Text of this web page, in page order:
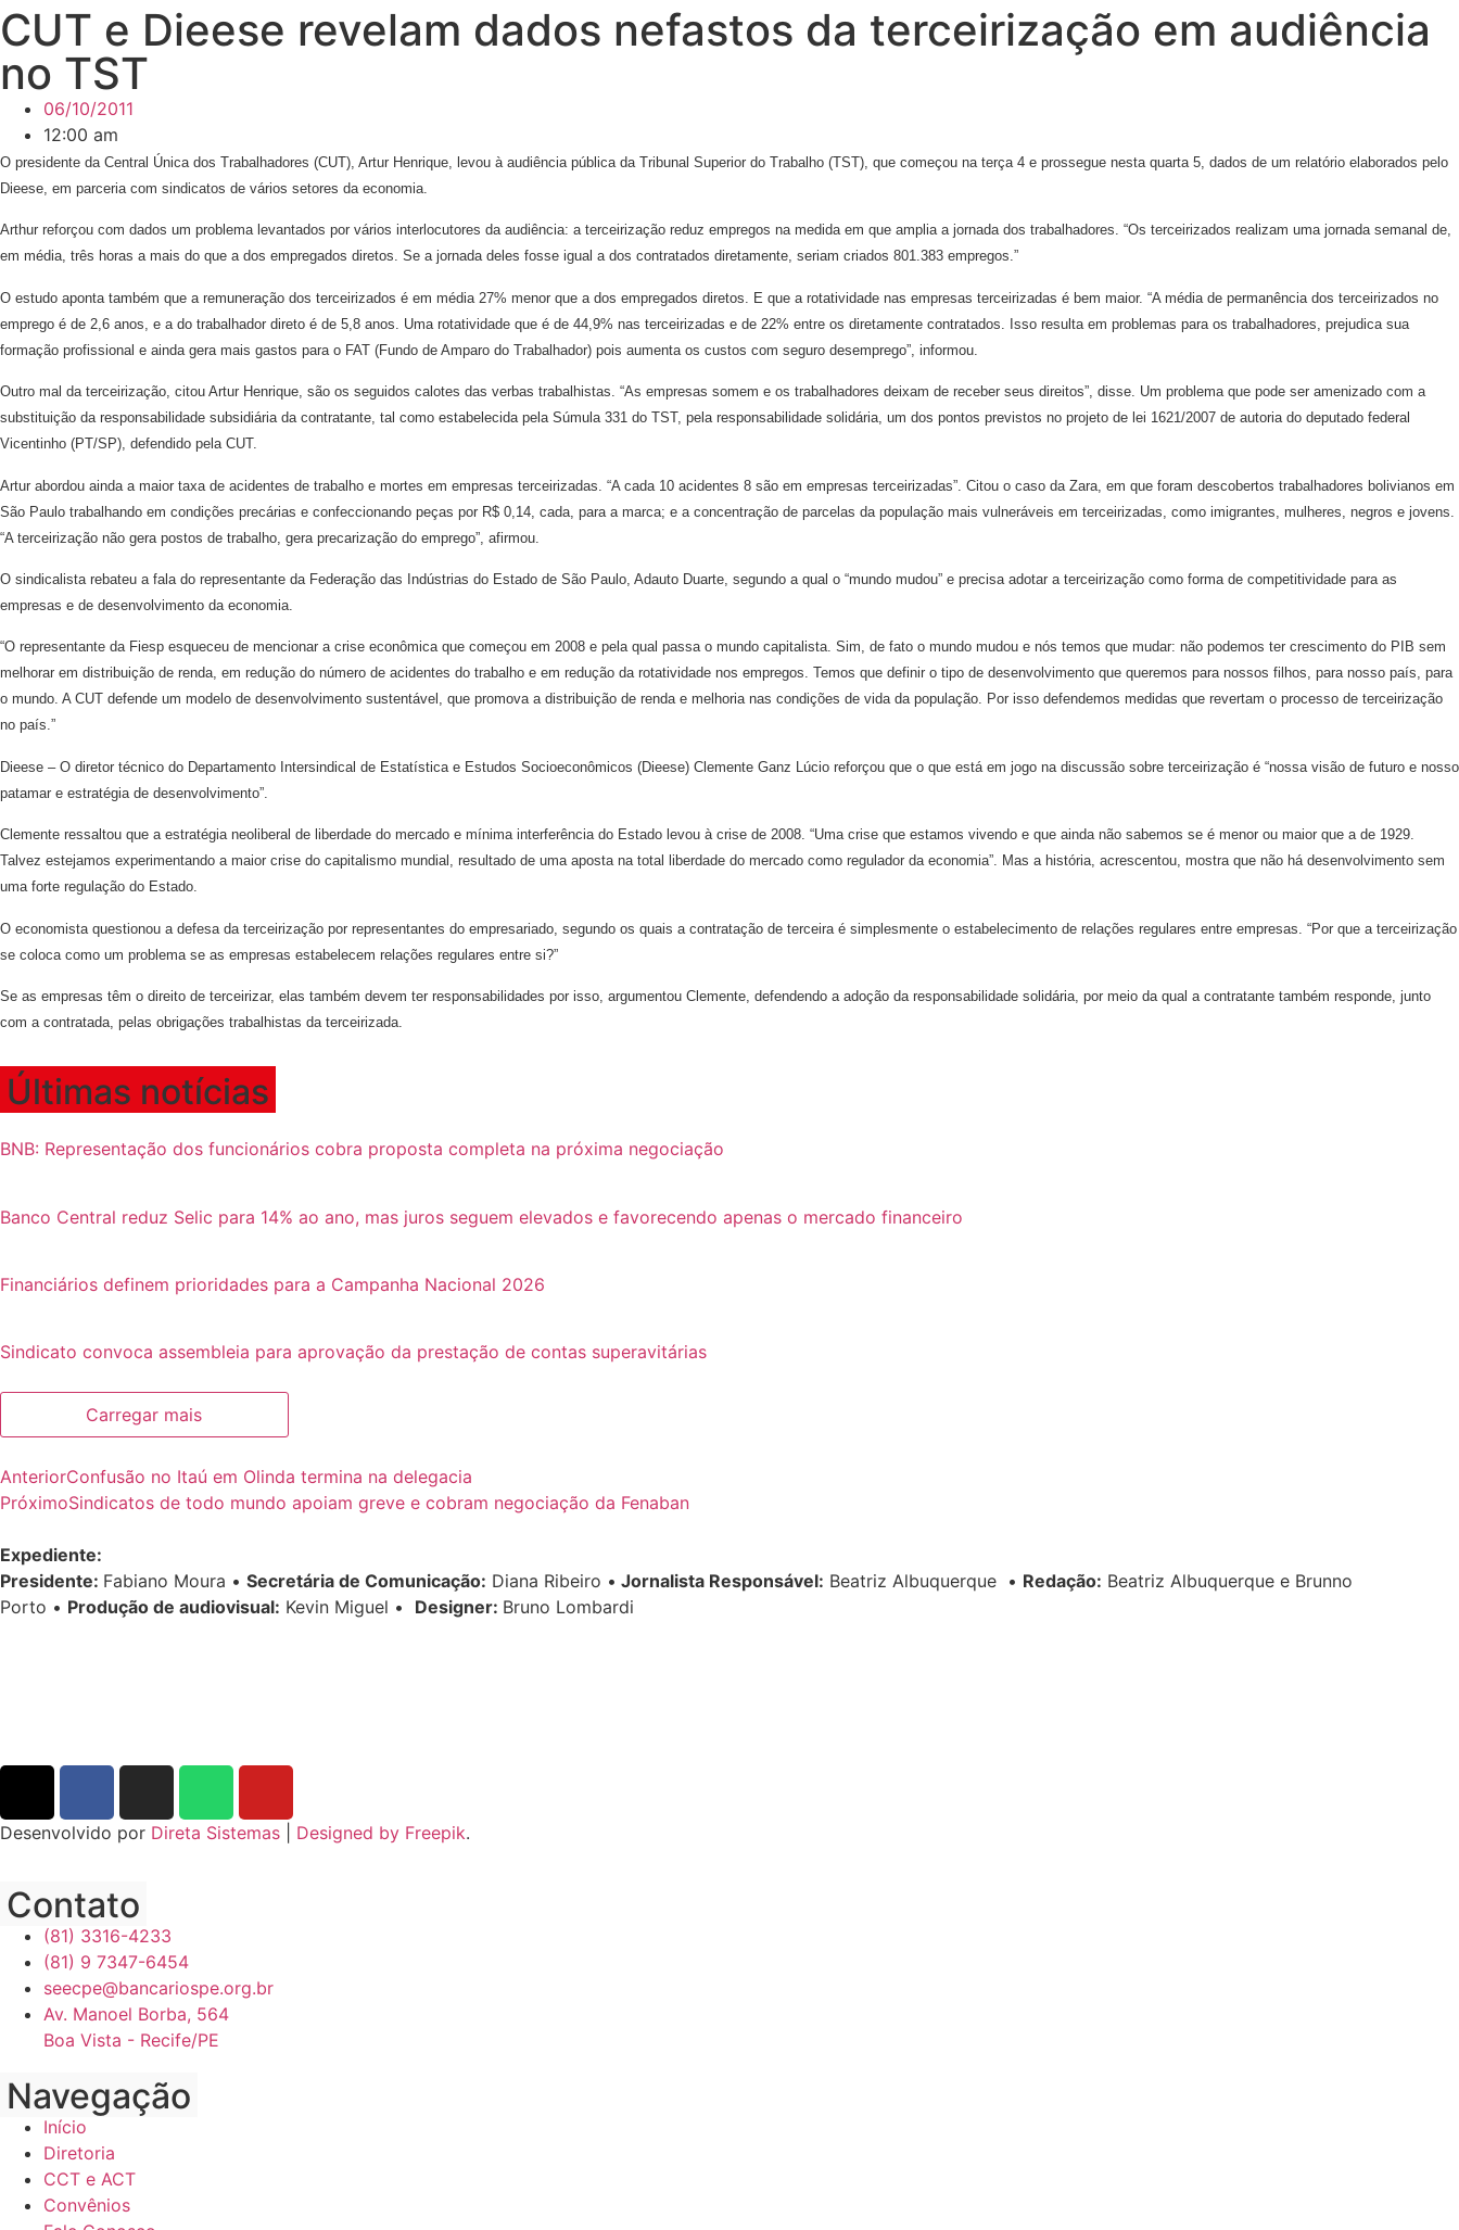
CUT e Dieese revelam dados nefastos da terceirização em audiência
no TST
06/10/2011
12:00 am
O presidente da Central Única dos Trabalhadores (CUT), Artur Henrique, levou à audiência pública da Tribunal Superior do Trabalho (TST), que começou na terça 4 e prossegue nesta quarta 5, dados de um relatório elaborados pelo
Dieese, em parceria com sindicatos de vários setores da economia.
Arthur reforçou com dados um problema levantados por vários interlocutores da audiência: a terceirização reduz empregos na medida em que amplia a jornada dos trabalhadores. “Os terceirizados realizam uma jornada semanal de,
em média, três horas a mais do que a dos empregados diretos. Se a jornada deles fosse igual a dos contratados diretamente, seriam criados 801.383 empregos.”
O estudo aponta também que a remuneração dos terceirizados é em média 27% menor que a dos empregados diretos. E que a rotatividade nas empresas terceirizadas é bem maior. “A média de permanência dos terceirizados no
emprego é de 2,6 anos, e a do trabalhador direto é de 5,8 anos. Uma rotatividade que é de 44,9% nas terceirizadas e de 22% entre os diretamente contratados. Isso resulta em problemas para os trabalhadores, prejudica sua
formação profissional e ainda gera mais gastos para o FAT (Fundo de Amparo do Trabalhador) pois aumenta os custos com seguro desemprego”, informou.
Outro mal da terceirização, citou Artur Henrique, são os seguidos calotes das verbas trabalhistas. “As empresas somem e os trabalhadores deixam de receber seus direitos”, disse. Um problema que pode ser amenizado com a
substituição da responsabilidade subsidiária da contratante, tal como estabelecida pela Súmula 331 do TST, pela responsabilidade solidária, um dos pontos previstos no projeto de lei 1621/2007 de autoria do deputado federal
Vicentinho (PT/SP), defendido pela CUT.
Artur abordou ainda a maior taxa de acidentes de trabalho e mortes em empresas terceirizadas. “A cada 10 acidentes 8 são em empresas terceirizadas”. Citou o caso da Zara, em que foram descobertos trabalhadores bolivianos em
São Paulo trabalhando em condições precárias e confeccionando peças por R$ 0,14, cada, para a marca; e a concentração de parcelas da população mais vulneráveis em terceirizadas, como imigrantes, mulheres, negros e jovens.
“A terceirização não gera postos de trabalho, gera precarização do emprego”, afirmou.
O sindicalista rebateu a fala do representante da Federação das Indústrias do Estado de São Paulo, Adauto Duarte, segundo a qual o “mundo mudou” e precisa adotar a terceirização como forma de competitividade para as
empresas e de desenvolvimento da economia.
“O representante da Fiesp esqueceu de mencionar a crise econômica que começou em 2008 e pela qual passa o mundo capitalista. Sim, de fato o mundo mudou e nós temos que mudar: não podemos ter crescimento do PIB sem
melhorar em distribuição de renda, em redução do número de acidentes do trabalho e em redução da rotatividade nos empregos. Temos que definir o tipo de desenvolvimento que queremos para nossos filhos, para nosso país, para
o mundo. A CUT defende um modelo de desenvolvimento sustentável, que promova a distribuição de renda e melhoria nas condições de vida da população. Por isso defendemos medidas que revertam o processo de terceirização
no país.”
Dieese – O diretor técnico do Departamento Intersindical de Estatística e Estudos Socioeconômicos (Dieese) Clemente Ganz Lúcio reforçou que o que está em jogo na discussão sobre terceirização é “nossa visão de futuro e nosso
patamar e estratégia de desenvolvimento”.
Clemente ressaltou que a estratégia neoliberal de liberdade do mercado e mínima interferência do Estado levou à crise de 2008. “Uma crise que estamos vivendo e que ainda não sabemos se é menor ou maior que a de 1929.
Talvez estejamos experimentando a maior crise do capitalismo mundial, resultado de uma aposta na total liberdade do mercado como regulador da economia”. Mas a história, acrescentou, mostra que não há desenvolvimento sem
uma forte regulação do Estado.
O economista questionou a defesa da terceirização por representantes do empresariado, segundo os quais a contratação de terceira é simplesmente o estabelecimento de relações regulares entre empresas. “Por que a terceirização
se coloca como um problema se as empresas estabelecem relações regulares entre si?”
Se as empresas têm o direito de terceirizar, elas também devem ter responsabilidades por isso, argumentou Clemente, defendendo a adoção da responsabilidade solidária, por meio da qual a contratante também responde, junto
com a contratada, pelas obrigações trabalhistas da terceirizada.
Últimas notícias
BNB: Representação dos funcionários cobra proposta completa na próxima negociação
Banco Central reduz Selic para 14% ao ano, mas juros seguem elevados e favorecendo apenas o mercado financeiro
Financiários definem prioridades para a Campanha Nacional 2026
Sindicato convoca assembleia para aprovação da prestação de contas superavitárias
Carregar mais
AnteriorConfusão no Itaú em Olinda termina na delegacia
PróximoSindicatos de todo mundo apoiam greve e cobram negociação da Fenaban
Expediente:
Presidente: Fabiano Moura • Secretária de Comunicação: Diana Ribeiro • Jornalista Responsável: Beatriz Albuquerque • Redação: Beatriz Albuquerque e Brunno
Porto • Produção de audiovisual: Kevin Miguel • Designer: Bruno Lombardi
Desenvolvido por Direta Sistemas Designed by Freepik.
Contato
(81) 3316-4233
(81) 9 7347-6454
seecpe@bancariospe.org.br
Av. Manoel Borba, 564
Boa Vista - Recife/PE
Navegação
Início
Diretoria
CCT e ACT
Convênios